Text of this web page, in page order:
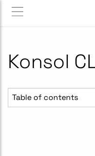
Konsol
Table of contents